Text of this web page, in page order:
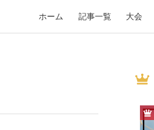
ホーム 記事一覧 大会